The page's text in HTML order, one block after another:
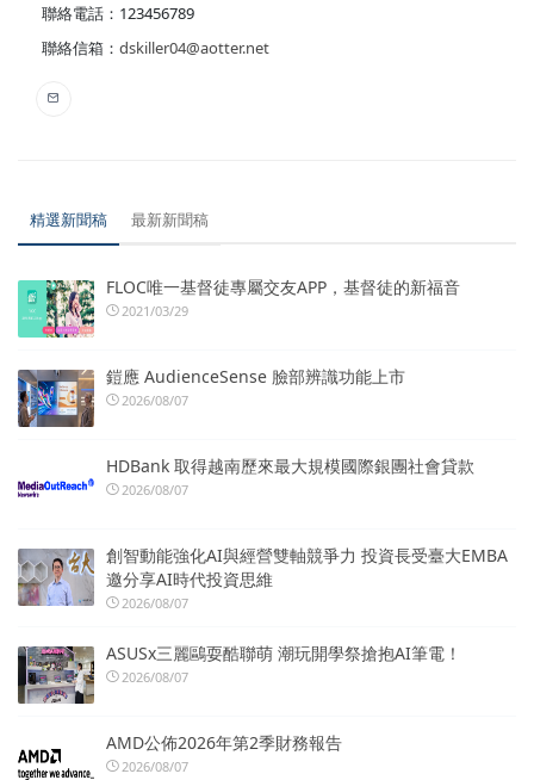
聯絡電話：123456789
聯絡信箱： dskiller04@aotter.net
精選新聞稿 最新新聞稿
FLOC唯一基督徒專屬交友APP，基督徒的新福音
2021/03/29
鎧應 AudienceSense 臉部辨識功能上市
2026/08/07
HDBank 取得越南歷來最大規模國際銀團社會貸款
2026/08/07
創智動能強化AI與經營雙軸競爭力 投資長受臺大EMBA
邀分享AI時代投資思維
2026/08/07
ASUSx三麗鷗耍酷聯萌 潮玩開學祭搶抱AI筆電！
2026/08/07
AMD公佈2026年第2季財務報告
2026/08/07